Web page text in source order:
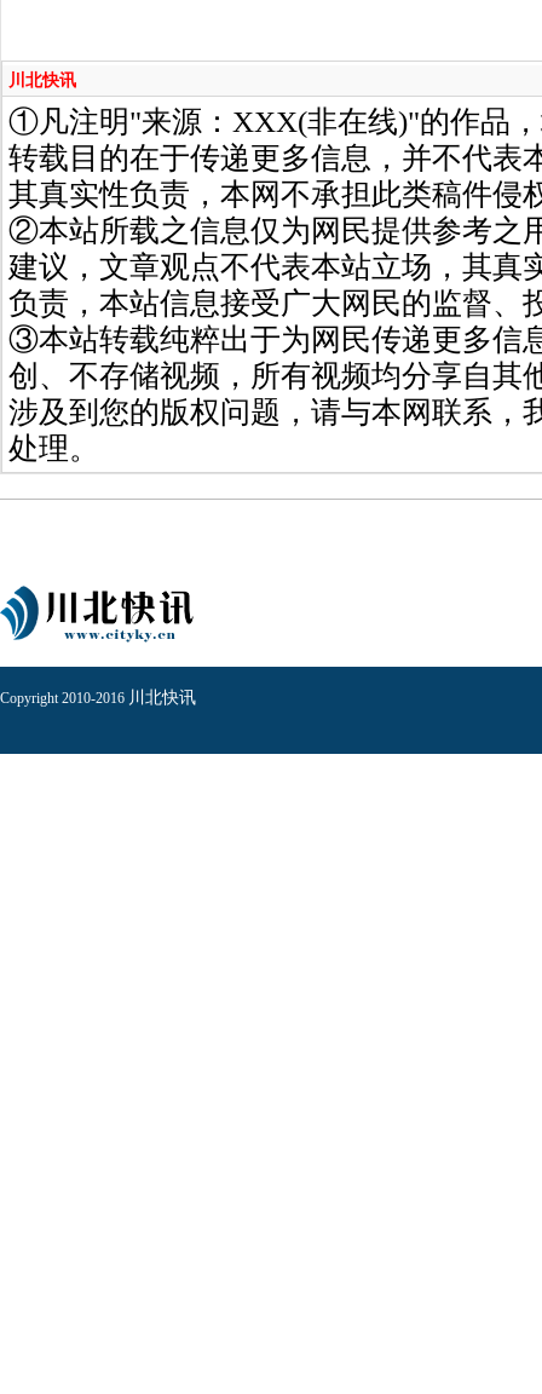
川北快讯
①凡注明"来源：XXX(非在线)"的作品
转载目的在于传递更多信息，并不代表
其真实性负责，本网不承担此类稿件侵
②本站所载之信息仅为网民提供参考之
建议，文章观点不代表本站立场，其真
负责，本站信息接受广大网民的监督、
③本站转载纯粹出于为网民传递更多信
创、不存储视频，所有视频均分享自其
涉及到您的版权问题，请与本网联系，
处理。
Copyright 2010-2016 川北快讯